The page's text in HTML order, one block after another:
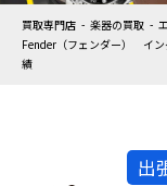
買取専門店 楽器の買取
Fender（フェンダー） イ
績
出